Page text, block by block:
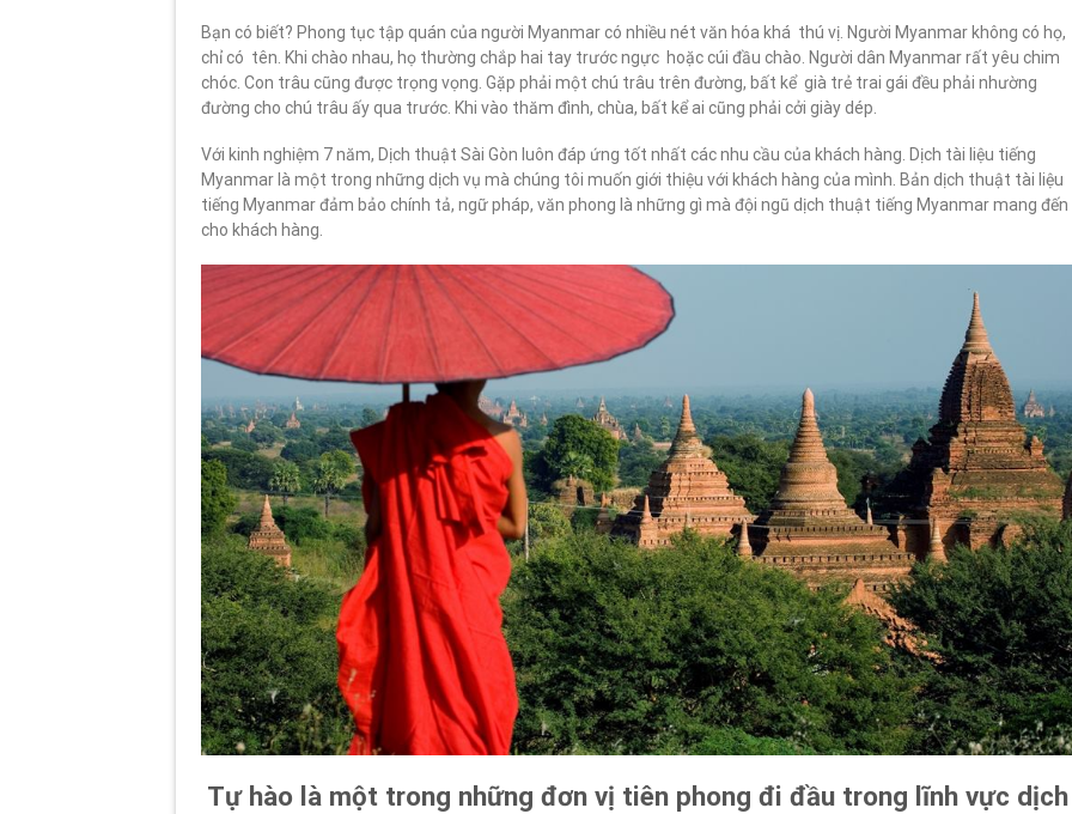
Bạn có biết? Phong tục tập quán của người Myanmar có nhiều nét văn hóa khá thú vị. Người Myanmar không có họ,
chỉ có tên. Khi chào nhau, họ thường chắp hai tay trước ngực hoặc cúi đầu chào. Người dân Myanmar rất yêu chim
chóc. Con trâu cũng được trọng vọng. Gặp phải một chú trâu trên đường, bất kể già trẻ trai gái đều phải nhường
đường cho chú trâu ấy qua trước. Khi vào thăm đình, chùa, bất kể ai cũng phải cởi giày dép.
Với kinh nghiệm 7 năm, Dịch thuật Sài Gòn luôn đáp ứng tốt nhất các nhu cầu của khách hàng. Dịch tài liệu tiếng
Myanmar là một trong những dịch vụ mà chúng tôi muốn giới thiệu với khách hàng của mình. Bản dịch thuật tài liệu
tiếng Myanmar đảm bảo chính tả, ngữ pháp, văn phong là những gì mà đội ngũ dịch thuật tiếng Myanmar mang đến
cho khách hàng.
Tự hào là một trong những đơn vị tiên phong đi đầu trong lĩnh vực dịch